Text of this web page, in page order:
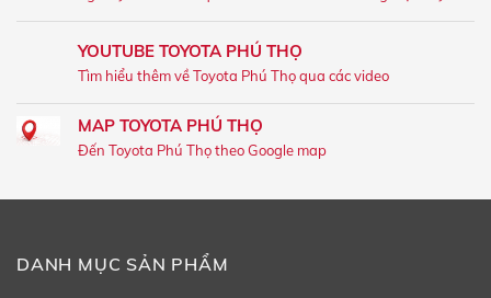
YOUTUBE TOYOTA PHÚ THỌ
Tìm hiểu thêm về Toyota Phú Thọ qua các video
MAP TOYOTA PHÚ THỌ
Đến Toyota Phú Thọ theo Google map
DANH MỤC SẢN PHẨM